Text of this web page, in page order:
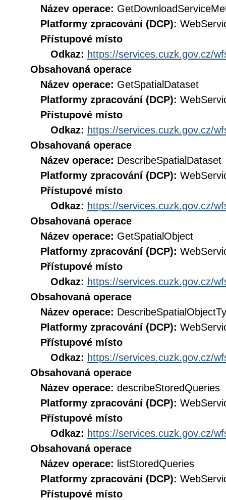
Název operace:
Platformy zpracování (DCP):
Přístupové místo
Odkaz: https://services.cuzk.gov.cz/
Obsahovaná operace
Název operace: GetSpatialDataset
Platformy zpracování (DCP):
Přístupové místo
Odkaz: https://services.cuzk.gov.cz/
Obsahovaná operace
Název operace: DescribeSpatialDataset
Platformy zpracování (DCP):
Přístupové místo
Odkaz: https://services.cuzk.gov.cz/
Obsahovaná operace
Název operace: GetSpatialObject
Platformy zpracování (DCP):
Přístupové místo
Odkaz: https://services.cuzk.gov.cz/
Obsahovaná operace
Název operace:
Platformy zpracování (DCP):
Přístupové místo
Odkaz: https://services.cuzk.gov.cz/
Obsahovaná operace
Název operace: describeStoredQueries
Platformy zpracování (DCP):
Přístupové místo
Odkaz: https://services.cuzk.gov.cz/
Obsahovaná operace
Název operace: listStoredQueries
Platformy zpracování (DCP):
Přístupové místo